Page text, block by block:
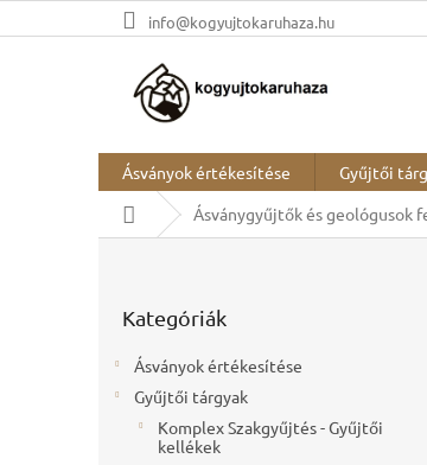
a
info@kogyujtokaruhaza.hu
Ásványok értékesítése Gyűjtői
KezdőlapÁsványgyűjtők és geológusok
átugrása
Kategóriák
Ásványok értékesítése
Gyűjtői tárgyak
Komplex Szakgyűjtés - Gyűjtői
kellékek